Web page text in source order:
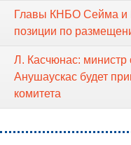
Главы КНБО Сейма и
позиции по
Л. Касчюнас:
Анушаускас будет
комитета